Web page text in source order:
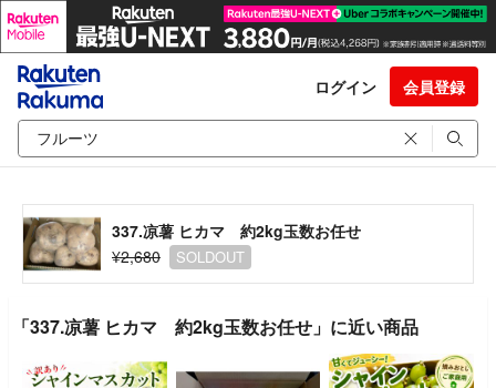
ログイン 会員登録
337.凉薯 ヒカマ 約2kg玉数お任せ
¥2,680
SOLDOUT
「337.凉薯 ヒカマ 約2kg玉数お任せ」に近い商品